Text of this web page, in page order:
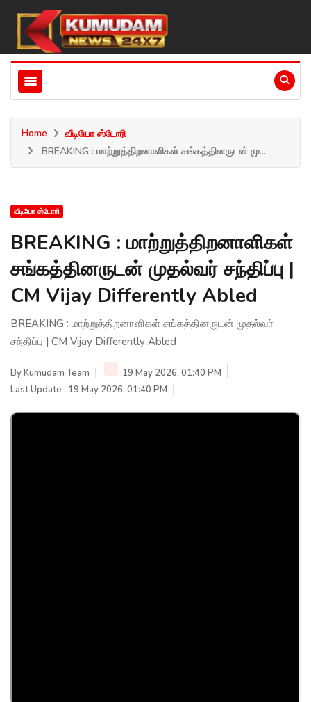
Home
வீடியோ ஸ்டோரி
BREAKING : மாற்றுத்திறனாளிகள் சங்கத்தினருடன் மு...
வீடியோ ஸ்டோரி
BREAKING : மாற்றுத்திறனாளிகள்
சங்கத்தினருடன் முதல்வர் சந்திப்பு |
CM Vijay Differently Abled
BREAKING : மாற்றுத்திறனாளிகள் சங்கத்தினருடன் முதல்வர்
சந்திப்பு | CM Vijay Differently Abled
ByKumudam Team
19 May 2026, 01:40 PM
Last Update : 19 May 2026, 01:40 PM